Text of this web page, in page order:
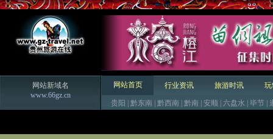
网站新域名
www.66gz.cn
网站首页 行业资讯 旅游时讯 玩
贵阳 黔东南 黔西南 黔南 安顺 六盘水 毕节